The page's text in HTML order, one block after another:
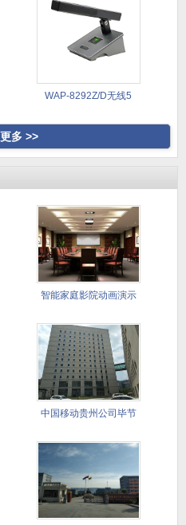
WAP-8292Z/D无线5
多 >>
智能家庭影院动画演示
中国移动贵州公司毕节